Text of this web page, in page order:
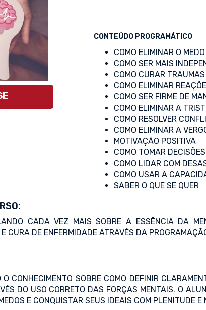
CONTEÚDO PROGRAMÁTICO
COMO ELIMINAR O
COMO SER MAIS
COMO CURAR TRAUMAS
COMO ELIMINAR
COMO SER FIRME DE
COMO ELIMINAR A
COMO RESOLVER
COMO ELIMINAR A
MOTIVAÇÃO POSITIVA
COMO TOMAR DECISÕES
COMO LIDAR COM
COMO USAR A
SABER O QUE SE QUER
CADA VEZ MAIS SOBRE A ESSÊNCIA DA
CURA DE ENFERMIDADE ATRAVÉS DA
O CONHECIMENTO SOBRE COMO DEFINIR
DO USO CORRETO DAS FORÇAS MENTAIS. O
E CONQUISTAR SEUS IDEAIS COM PLENITUDE E